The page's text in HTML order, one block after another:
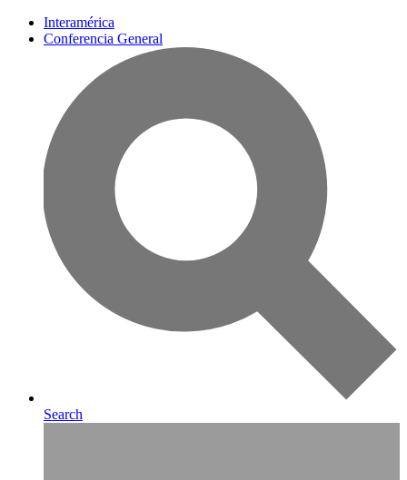
Interamérica
Conferencia General
Search